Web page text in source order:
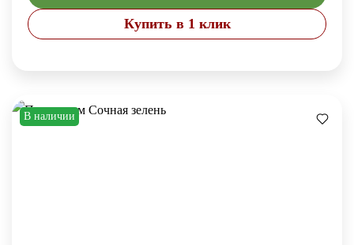
Купить в 1 клик
В наличии